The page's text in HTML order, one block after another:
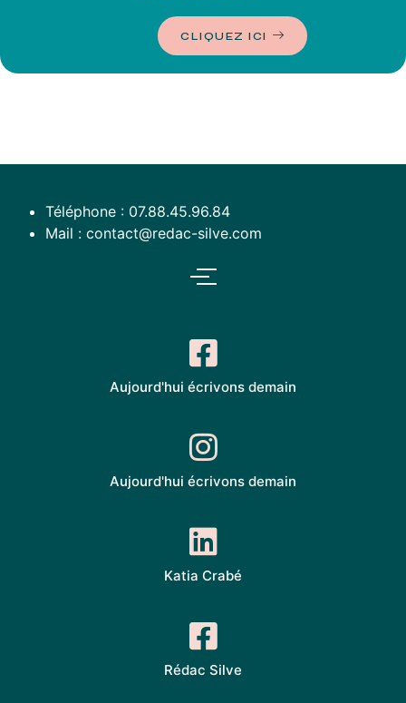
CLIQUEZ ICI
Téléphone : 07.88.45.96.84
Mail : contact@redac-silve.com
Aujourd'hui écrivons demain
Aujourd'hui écrivons demain
Katia Crabé
Rédac Silve